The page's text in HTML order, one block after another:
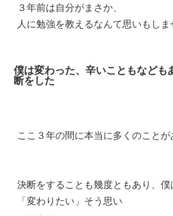
３年前は自分がまさか、
人に勉強を教えるなんて思いもしま
僕は変わった、辛いこともなども
断をした
ここ３年の間に本当に多くのことが
決断をすることも幾度ともあり、僕
「変わりたい」そう思い